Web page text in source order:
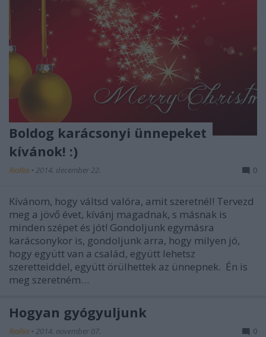
Boldog karácsonyi ünnepeket
kívánok! :)
RiaRia • 2014. december 22. 0
Kívánom, hogy váltsd valóra, amit szeretnél! Tervezd
meg a jövő évet, kívánj magadnak, s másnak is
minden szépet és jót! Gondoljunk egymásra
karácsonykor is, gondoljunk arra, hogy milyen jó,
hogy együtt van a család, együtt lehetsz
szeretteiddel, együtt örülhettek az ünnepnek. Én is
meg szeretném…
Hogyan gyógyuljunk
RiaRia • 2014. november 07. 0